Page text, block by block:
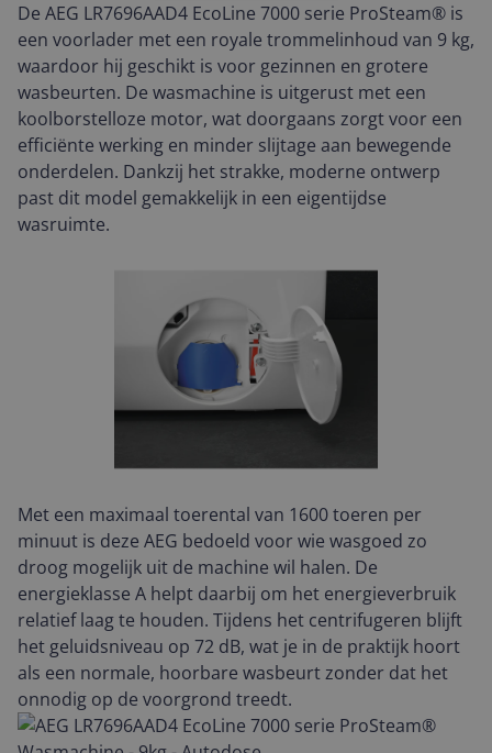
De AEG LR7696AAD4 EcoLine 7000 serie ProSteam® is
een voorlader met een royale trommelinhoud van 9 kg,
waardoor hij geschikt is voor gezinnen en grotere
wasbeurten. De wasmachine is uitgerust met een
koolborstelloze motor, wat doorgaans zorgt voor een
efficiënte werking en minder slijtage aan bewegende
onderdelen. Dankzij het strakke, moderne ontwerp
past dit model gemakkelijk in een eigentijdse
wasruimte.
Met een maximaal toerental van 1600 toeren per
minuut is deze AEG bedoeld voor wie wasgoed zo
droog mogelijk uit de machine wil halen. De
energieklasse A helpt daarbij om het energieverbruik
relatief laag te houden. Tijdens het centrifugeren blijft
het geluidsniveau op 72 dB, wat je in de praktijk hoort
als een normale, hoorbare wasbeurt zonder dat het
onnodig op de voorgrond treedt.